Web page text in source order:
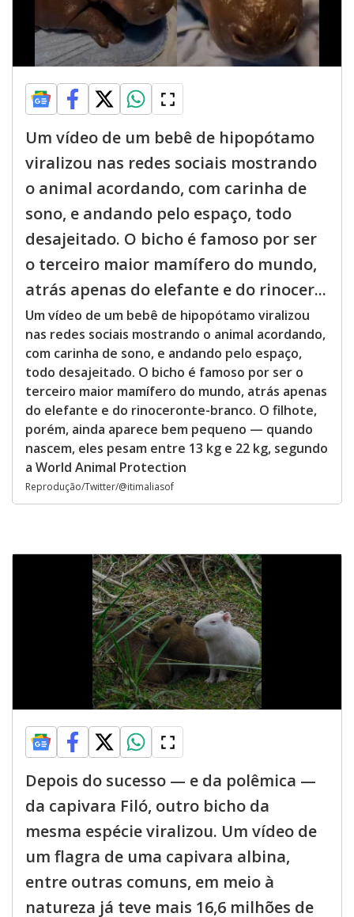
Um vídeo de um bebê de hipopótamo
viralizou nas redes sociais mostrando
o animal acordando, com carinha de
sono, e andando pelo espaço, todo
desajeitado. O bicho é famoso por ser
o terceiro maior mamífero do mundo,
atrás apenas do elefante e do rinocer...
Um vídeo de um bebê de hipopótamo viralizou
nas redes sociais mostrando o animal acordando,
com carinha de sono, e andando pelo espaço,
todo desajeitado. O bicho é famoso por ser o
terceiro maior mamífero do mundo, atrás apenas
do elefante e do rinoceronte-branco. O filhote,
porém, ainda aparece bem pequeno — quando
nascem, eles pesam entre 13 kg e 22 kg, segundo
a World Animal Protection
Reprodução/Twitter/@itimaliasof
Depois do sucesso — e da polêmica —
da capivara Filó, outro bicho da
mesma espécie viralizou. Um vídeo de
um flagra de uma capivara albina,
entre outras comuns, em meio à
natureza já teve mais 16,6 milhões de